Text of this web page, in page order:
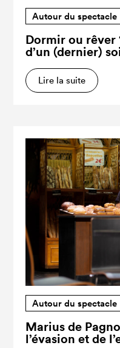
Autour du spectacle
Dormir ou rêver
d’un (dernier)
Lire la suite
Autour du spectacle
Marius de
l’évasion et de